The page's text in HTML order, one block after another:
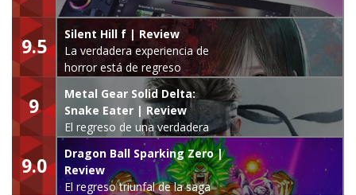
9.5
Silent Hill f | Review
La verdadera experiencia de
horror está de regreso
9
Metal Gear Solid Delta:
Snake Eater | Review
El regreso de una verdadera
leyenda
9.0
Dragon Ball Sparking Zero |
Review
El regreso triunfal de la saga